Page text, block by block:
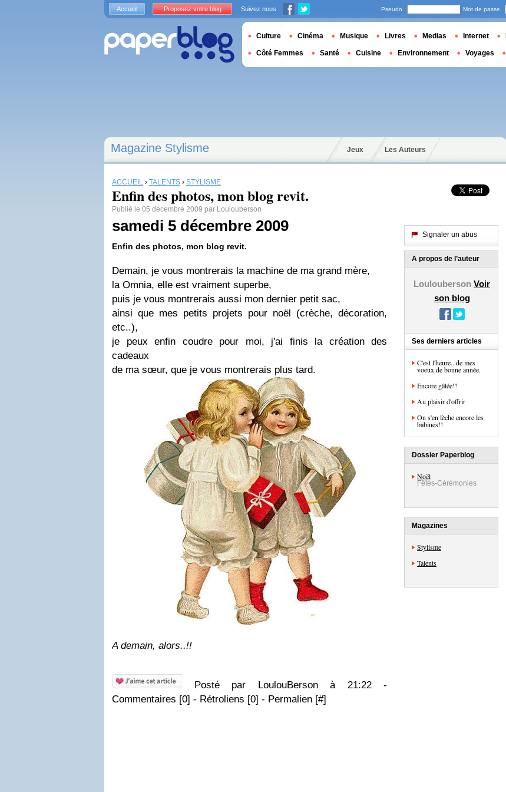
Magazine Stylisme Jeux Les Auteurs
ACCUEIL › TALENTS › STYLISME
Enfin des photos, mon blog revit.
Publié le 05 décembre 2009 par Loulouberson
samedi 5 décembre 2009
Enfin des photos, mon blog revit.
Demain, je vous montrerais la machine de ma grand mère,
la Omnia, elle est vraiment superbe,
puis je vous montrerais aussi mon dernier petit sac,
ainsi que mes petits projets pour noël (crèche, décoration,
etc..),
je peux enfin coudre pour moi, j'ai finis la création des
cadeaux
de ma sœur, que je vous montrerais plus tard.
A demain, alors..!!
Posté par LoulouBerson à 21:22 -
Commentaires [0] - Rétroliens [0] - Permalien [#]
Signaler un abus
A propos de l’auteur
Loulouberson Voir
son blog
Ses derniers articles
C'est l'heure...de mes
voeux de bonne année.
Encore gâtée!!
Au plaisir d'offrir
On s'en lèche encore les
babines!!
Dossier Paperblog
Noël
Fêtes-Cérémonies
Magazines
Stylisme
Talents
Accueil Proposez votre blog Suivez nous Pseudo Mot de passe
Culture Cinéma Musique Livres Medias Internet
Côté Femmes Santé Cuisine Environnement Voyages